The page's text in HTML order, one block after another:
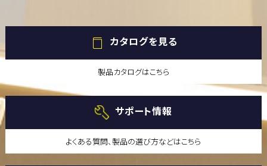
カタログを見る
製品カタログはこちら
サポート情報
よくある質問、製品の選び方などはこちら